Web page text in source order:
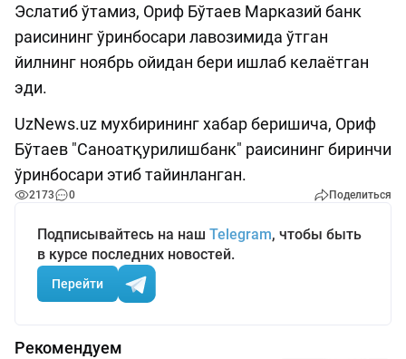
Эслатиб ўтамиз, Ориф Бўтаев Марказий банк
раисининг ўринбосари лавозимида ўтган
йилнинг ноябрь ойидан бери ишлаб келаётган
эди.
UzNews.uz мухбирининг хабар беришича, Ориф
Бўтаев "Саноатқурилишбанк" раисининг биринчи
ўринбосари этиб тайинланган.
2173 0 Поделиться
Подписывайтесь на наш Telegram, чтобы быть
в курсе последних новостей.
Перейти
Рекомендуем